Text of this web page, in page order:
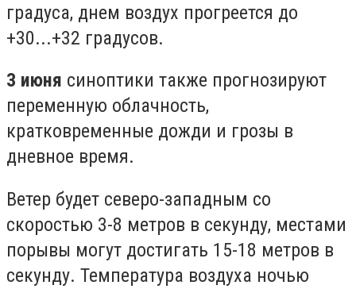
градуса, днем воздух прогреется до
+30...+32 градусов.
3 июня синоптики также прогнозируют
переменную облачность,
кратковременные дожди и грозы в
дневное время.
Ветер будет северо-западным со
скоростью 3-8 метров в секунду, местами
порывы могут достигать 15-18 метров в
секунду. Температура воздуха ночью